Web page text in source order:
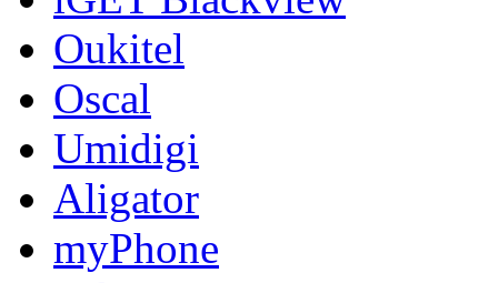
Oukitel
Oscal
Umidigi
Aligator
myPhone